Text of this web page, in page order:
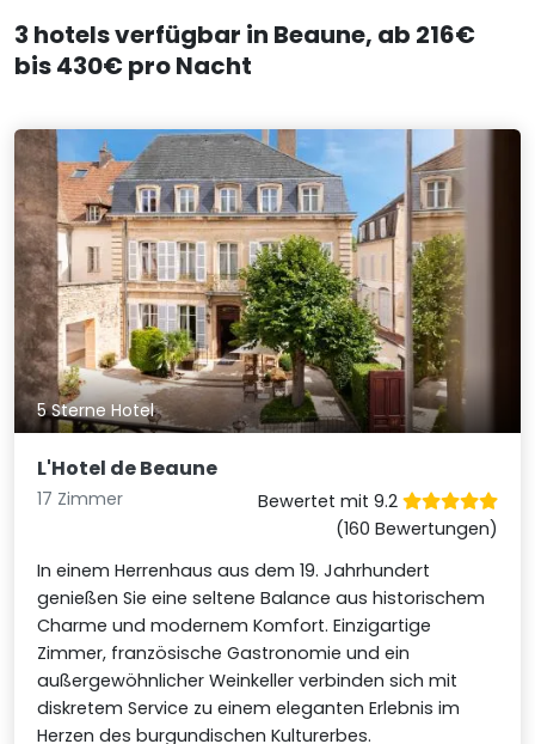
3 hotels verfügbar in Beaune, ab 216€
bis 430€ pro Nacht
5 Sterne Hotel
L'Hotel de Beaune
17 Zimmer
Bewertet mit 9.2
(160 Bewertungen)
In einem Herrenhaus aus dem 19. Jahrhundert
genießen Sie eine seltene Balance aus historischem
Charme und modernem Komfort. Einzigartige
Zimmer, französische Gastronomie und ein
außergewöhnlicher Weinkeller verbinden sich mit
diskretem Service zu einem eleganten Erlebnis im
Herzen des burgundischen Kulturerbes.